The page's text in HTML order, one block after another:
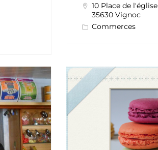
10 Place de l'église
35630 Vignoc
Commerces